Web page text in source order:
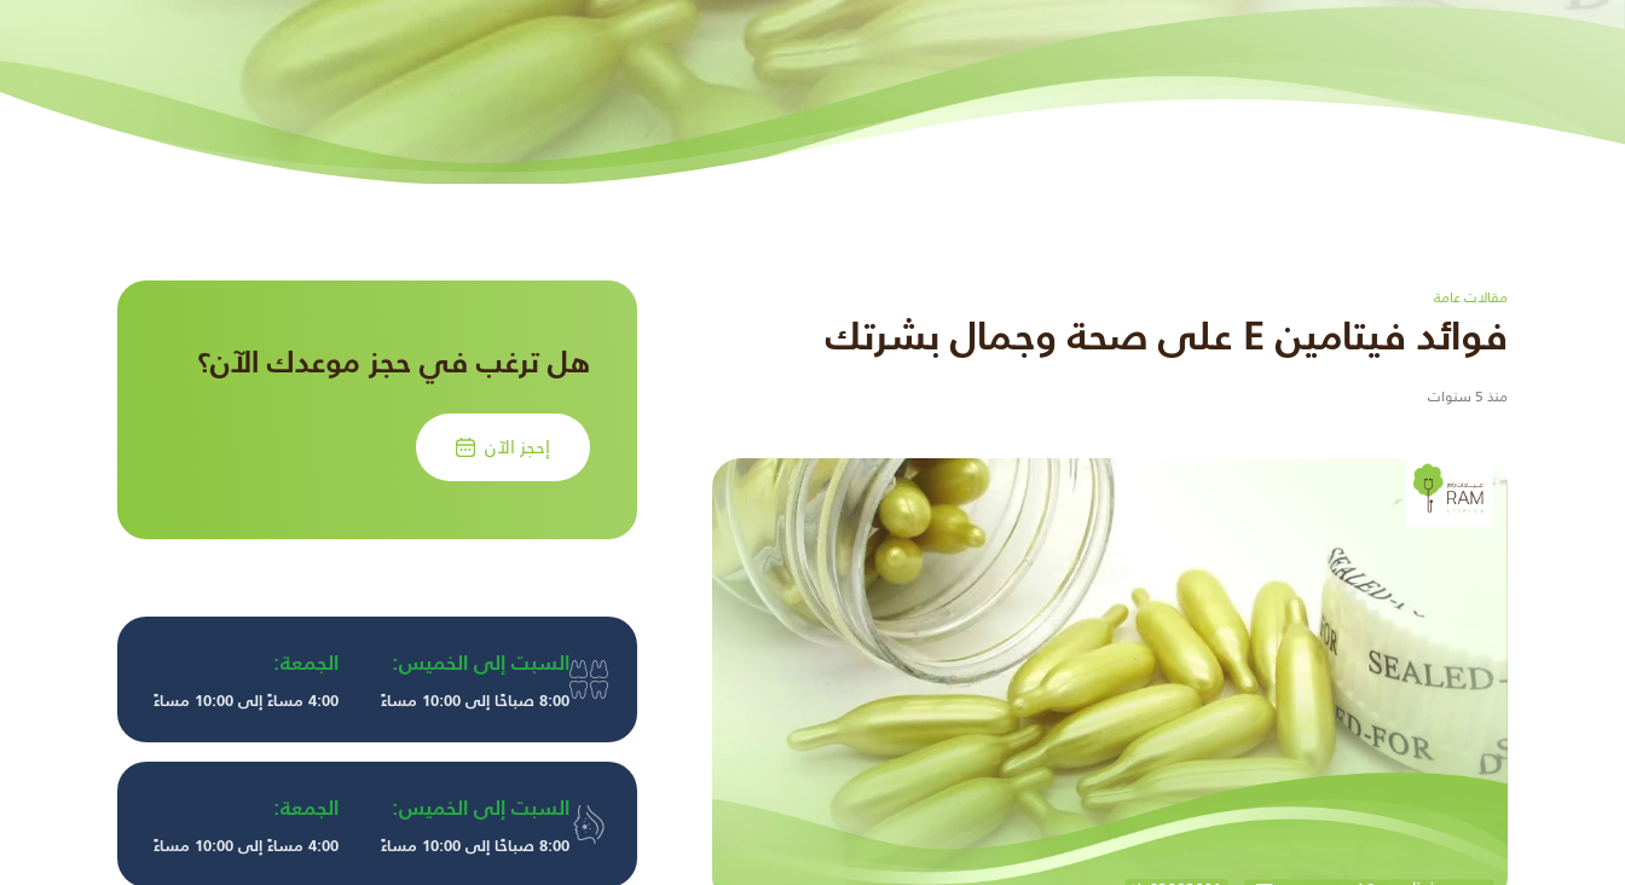
مقالات عامة
فوائد فيتامين E على صحة وجمال بشرتك
منذ 5 سنوات
هل ترغب في حجز موعدك الآن؟
إحجز الآن
السبت إلى الخميس:
8:00 صباحًا إلى 10:00 مساءً
الجمعة:
4:00 مساءً إلى 10:00 مساءً
السبت إلى الخميس:
8:00 صباحًا إلى 10:00 مساءً
الجمعة:
4:00 مساءً إلى 10:00 مساءً